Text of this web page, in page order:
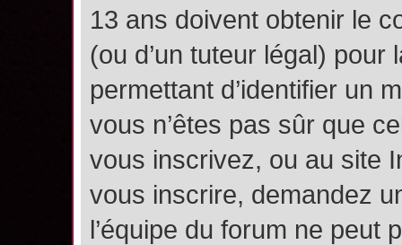
13 ans doivent obtenir le
(ou d’un tuteur légal)
permettant d’identifier un
vous n’êtes pas sûr que
vous inscrivez, ou au site
vous inscrire, demandez
l’équipe du forum ne peut